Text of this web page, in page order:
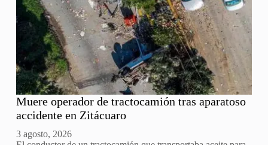
Muere operador de tractocamión tras aparatoso
accidente en Zitácuaro
3 agosto, 2026